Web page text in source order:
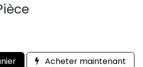
Acheter maintenant